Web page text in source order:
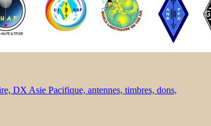
DX Asie Pacifique, antennes, timbres, dons,